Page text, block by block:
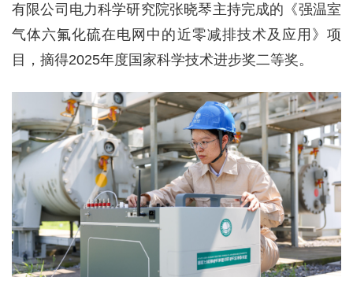
有限公司电力科学研究院张晓琴主持完成的《强温室
气体六氟化硫在电网中的近零减排技术及应用》项
目，摘得2025年度国家科学技术进步奖二等奖。